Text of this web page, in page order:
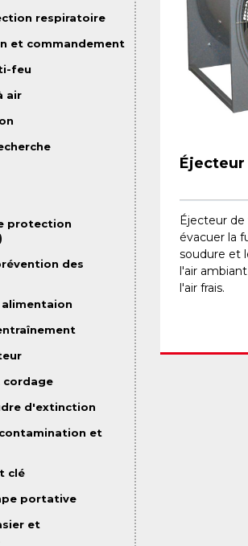
respiratoire
et commandement
feu
air
protection
des
cordage
d'extinction
et
clé
portative
et
Éjecteur
évacuer la
soudure et
l'air
l'air frais.